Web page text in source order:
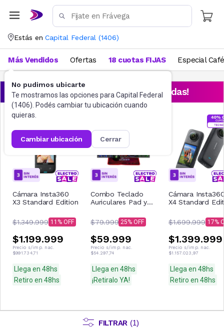
Estás en Capital Federal (1406)
No pudimos ubicarte
Te mostramos las opciones para Capital Federal
(1406). Podés cambiar tu ubicación cuando
quieras.
cambiar ubicación cerrar
Más Vendidos Ofertas 18 cuotas FIJAS Especial Café
¡Aprovechá las ofertas destacadas!
Cámara Insta360
X3 Standard Edition
$1.349.999 11
$1.199.999
Precio s/imp. nac.
$991.734,71
Llega en 48hs
Retiro en 48hs
Combo Teclado
Auriculares Pad y
Marvo 4 en 1 CM-
416
$79.999 25
$59.999
Precio s/imp. nac.
$54.297,74
Llega en 48hs
¡Retiralo YA!
Cámara
X4 Standard
$1.699.999 17
$1.399.999
Precio s/imp. nac.
$1.157.023,97
Llega en 48hs
Retiro en 48hs
FILTRAR (1)